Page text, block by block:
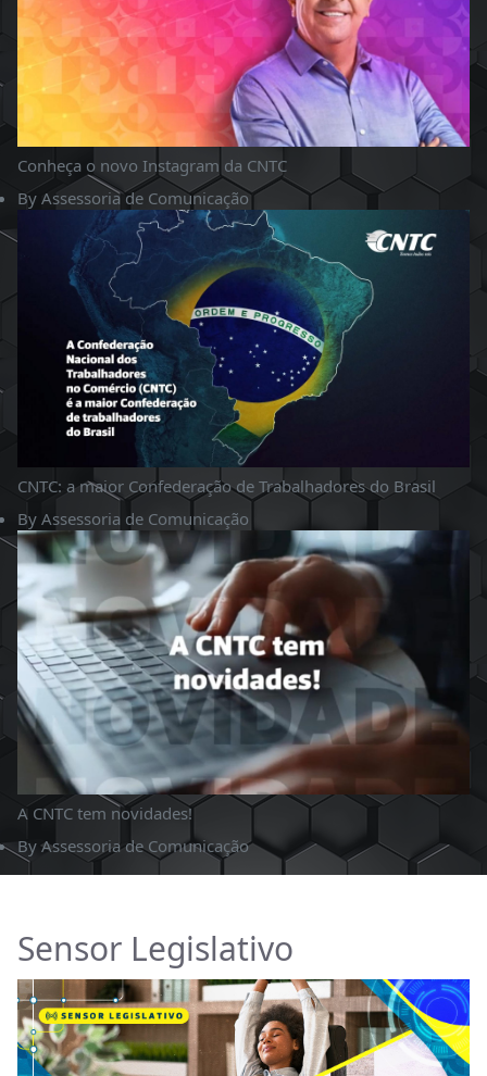
Conheça o novo Instagram da CNTC
By Assessoria de Comunicação
CNTC: a maior Confederação de Trabalhadores do Brasil
By Assessoria de Comunicação
A CNTC tem novidades!
By Assessoria de Comunicação
Sensor Legislativo